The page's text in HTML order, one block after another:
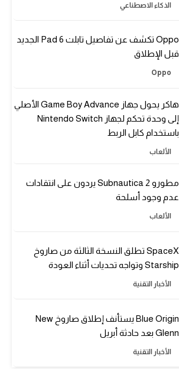
الذكاء الاصطناعي
Oppo تكشف عن تفاصيل تابلت Pad 6 الجديد
قبل الإطلاق
Oppo
هاكر يحول جهاز Game Boy Advance الأصلي
إلى وحدة تحكم لجهاز Nintendo Switch
باستخدام كابل الربط
الألعاب
مطورو Subnautica 2 يردون على انتقادات
عدم وجود أسلحة
الألعاب
SpaceX تطلق النسخة الثالثة من صاروخ
Starship وتواجه تحديات أثناء العودة
الأخبار التقنية
Blue Origin يستأنف إطلاق صاروخ New
Glenn بعد حادثة أبريل
الأخبار التقنية